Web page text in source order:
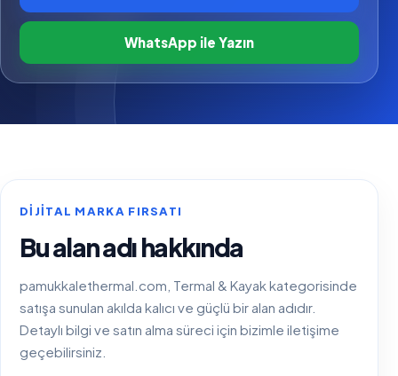
WhatsApp ile Yazın
DIJITAL MARKA FIRSATI
Bu alan adı hakkında
pamukkalethermal.com, Termal & Kayak kategorisinde
satışa sunulan akılda kalıcı ve güçlü bir alan adıdır.
Detaylı bilgi ve satın alma süreci için bizimle iletişime
geçebilirsiniz.